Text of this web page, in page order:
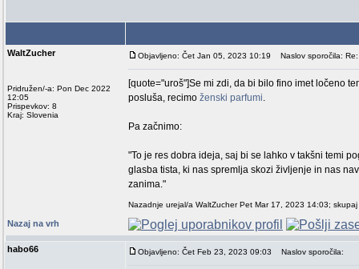
WaltZucher
Pridružen/-a: Pon Dec 2022
12:05
Prispevkov: 8
Kraj: Slovenia
Objavljeno: Čet Jan 05, 2023 10:19 Naslov sporočila:
[quote="uroš"]Se mi zdi, da bi bilo fino imet ločeno
posluša, recimo ženski parfumi.
Pa začnimo:
"To je res dobra ideja, saj bi se lahko v takšni temi
glasba tista, ki nas spremlja skozi življenje in nas
zanima."
Nazadnje urejal/a WaltZucher Pet Mar 17, 2023 14:03;
Nazaj na vrh
habo66 Objavljeno: Čet Feb 23, 2023 09:03 Naslov sporočila: